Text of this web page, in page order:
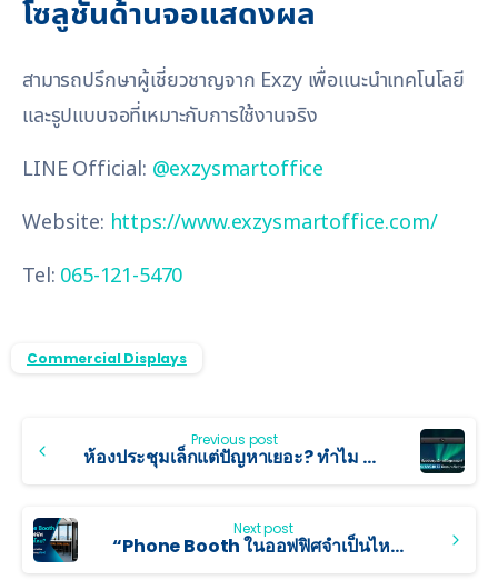
โซลูชันด้านจอแสดงผล
สามารถปรึกษาผู้เชี่ยวชาญจาก Exzy เพื่อแนะนำเทคโนโลยี
และรูปแบบจอที่เหมาะกับการใช้งานจริง
LINE Official: @exzysmartoffice
Website: https://www.exzysmartoffice.com/
Tel: 065-121-5470
Commercial Displays
Previous post
ห้องประชุมเล็กแต่ปัญหาเยอะ? ทำไม Yealink UVC40 E2 ถึงเหมาะกับ Huddle Room
Next post
“Phone Booth ในออฟฟิศจำเป็นไหม?” เช็ก 4 สัญญาณเตือนที่บอกว่าออฟฟิศคุณต้องมี